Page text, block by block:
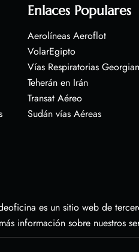
Enlaces Populares
Aerolíneas Aeroflot
VolarEgipto
Vías Respiratorias
Teherán en Irán
Transat Aéreo
Sudán vías Aéreas
es un sitio web de
información sobre nuestros